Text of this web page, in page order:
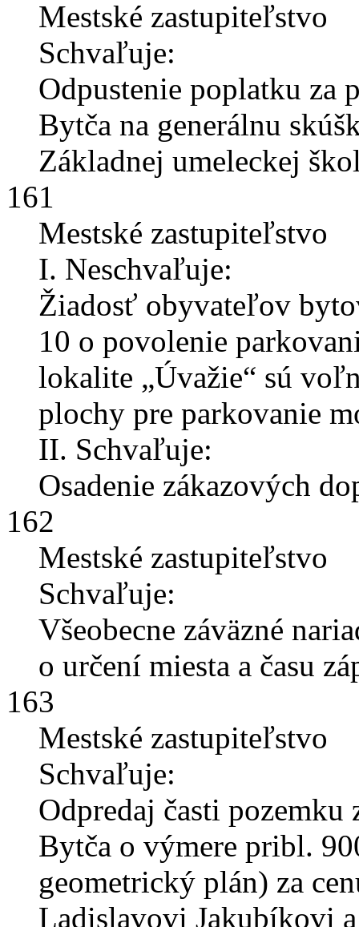
Mestské zastupiteľstvo
Schvaľuje:
Odpustenie poplatku za
Bytča na generálnu
Základnej umeleckej
161
Mestské zastupiteľstvo
I. Neschvaľuje:
Žiadosť obyvateľov
10 o povolenie
lokalite „Úvažie“ sú
plochy pre parkovanie
II. Schvaľuje:
Osadenie zákazových
162
Mestské zastupiteľstvo
Schvaľuje:
Všeobecne záväzné
o určení miesta a času
163
Mestské zastupiteľstvo
Schvaľuje:
Odpredaj časti
Bytča o výmere pribl.
geometrický plán) za
Ladislavovi Jakubíkovi